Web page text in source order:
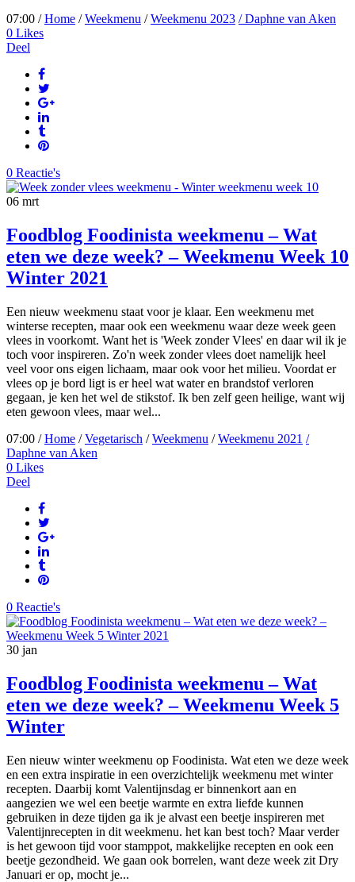
07:00 /Home /Weekmenu /Weekmenu 2023 / Daphne van Aken
0 Likes
Deel
0 Reactie's
06 mrt
Foodblog Foodinista weekmenu – Wat
eten we deze week? – Weekmenu Week 10
Winter 2021
Een nieuw weekmenu staat voor je klaar. Een weekmenu met
winterse recepten, maar ook een weekmenu waar deze week geen
vlees in voorkomt. Want het is 'Week zonder Vlees' en daar wil ik je
toch voor inspireren. Zo'n week zonder vlees doet namelijk heel
veel voor ons eigen lichaam, maar ook voor het milieu. Voordat er
vlees op je bord ligt is er heel wat water en brandstof verloren
gegaan, je ken het wel de stikstof. Ik ben zelf geen heilige, want wij
eten gewoon vlees, maar wel...
07:00 /Home /Vegetarisch /Weekmenu /Weekmenu 2021 /
Daphne van Aken
0 Likes
Deel
0 Reactie's
30 jan
Foodblog Foodinista weekmenu – Wat
eten we deze week? – Weekmenu Week 5
Winter
Een nieuw winter weekmenu op Foodinista. Wat eten we deze week
en een extra inspiratie in een overzichtelijk weekmenu met winter
recepten. Daarbij komt Valentijnsdag er binnenkort aan en
aangezien we wel een beetje warmte en extra liefde kunnen
gebruiken in deze tijden ga ik je alvast een beetje inspireren met
Valentijnrecepten in dit weekmenu. het kan best toch? Maar verder
is het gewoon tijd voor stamppot, makkelijke recepten en ook een
beetje gezondheid. We gaan ook borrelen, want deze week zit Dry
Januari er op, mocht je...